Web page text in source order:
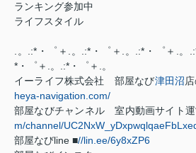
ランキング参加中
ライフスタイル
.。.:*・゜＋.。.:*・゜＋.。.:*・゜＋.。
*・゜＋.。.:*・゜＋.。
イーライフ株式会社 部屋なび津田沼
heya-navigation.com/
部屋なびチャンネル 室内動画サイト
m/channel/
部屋なびline ■//lin.ee/6y8xZP6